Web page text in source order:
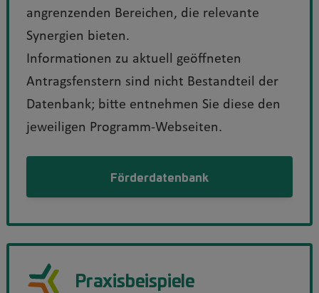
angrenzenden Bereichen, die relevante
Synergien bieten.
Informationen zu aktuell geöffneten
Antragsfenstern sind nicht Bestandteil der
Datenbank; bitte entnehmen Sie diese den
jeweiligen Programm-Webseiten.
Förderdatenbank
Praxisbeispiele